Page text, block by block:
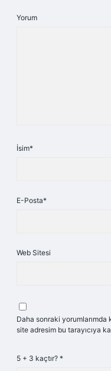
Yorum
İsim*
E-Posta*
Web Sitesi
Daha sonraki yorumlarımda
site adresim bu tarayıcıya
5 + 3 kaçtır? *